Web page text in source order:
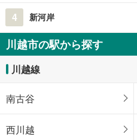
4 新河岸
川越市の駅から探す
川越線
南古谷
西川越